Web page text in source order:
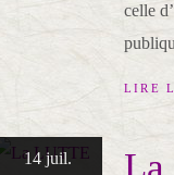
celle
LIRE
14 juil.